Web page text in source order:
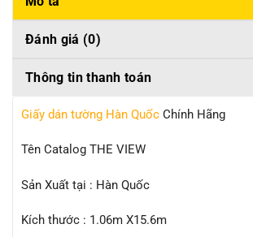
Đánh giá (0)
Thông tin thanh toán
Giấy dán tường Hàn Quốc Chính Hãng
Tên Catalog THE VIEW
Sản Xuất tại : Hàn Quốc
Kích thước : 1.06m X15.6m